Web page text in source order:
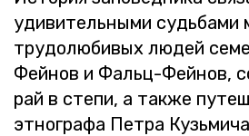
уди­ви­тель­ны­ми судь­ба­ми
тру­до­лю­би­вых людей
Фей­нов и Фальц-Фей­нов,
рай в степи, а также
эт­но­гра­фа Петра